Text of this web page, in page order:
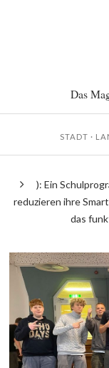
Das
STADT ·
): Ein
reduzieren ihre
das